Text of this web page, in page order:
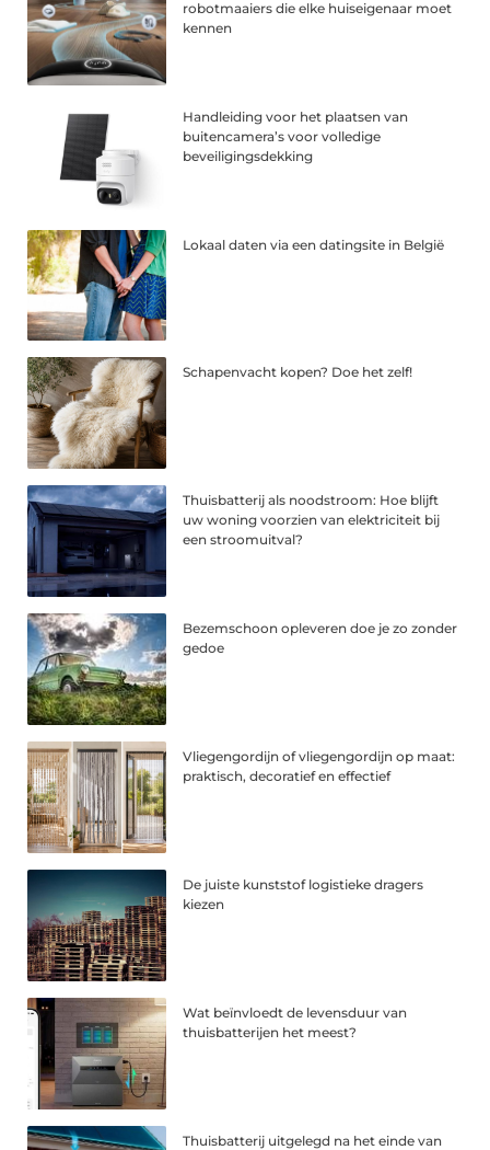
robotmaaiers die elke huiseigenaar moet
kennen
Handleiding voor het plaatsen van
buitencamera’s voor volledige
beveiligingsdekking
Lokaal daten via een datingsite in België
Schapenvacht kopen? Doe het zelf!
Thuisbatterij als noodstroom: Hoe blijft
uw woning voorzien van elektriciteit bij
een stroomuitval?
Bezemschoon opleveren doe je zo zonder
gedoe
Vliegengordijn of vliegengordijn op maat:
praktisch, decoratief en effectief
De juiste kunststof logistieke dragers
kiezen
Wat beïnvloedt de levensduur van
thuisbatterijen het meest?
Thuisbatterij uitgelegd na het einde van